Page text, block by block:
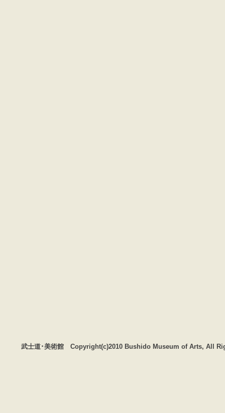
武士道･美術館 Copyright(c)2010 Bushido Museum of Arts, All